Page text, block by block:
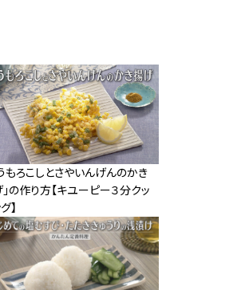
もろこしとさやいんげんのかき
の作り方【キユーピー３分クッ
】